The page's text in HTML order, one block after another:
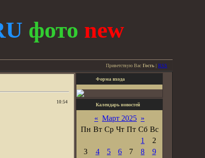
фото new
Приветствую Вас Гость | RSS
10:54
Форма входа
Календарь новостей
« Март 2025 »
Пн Вт Ср Чт Пт Сб Вс
1
2
3
4 5 6 7 8
9